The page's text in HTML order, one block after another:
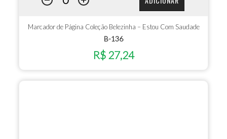
Marcador de Página Coleção Belezinha – Estou Com Saudade
B-136
R$ 27,24